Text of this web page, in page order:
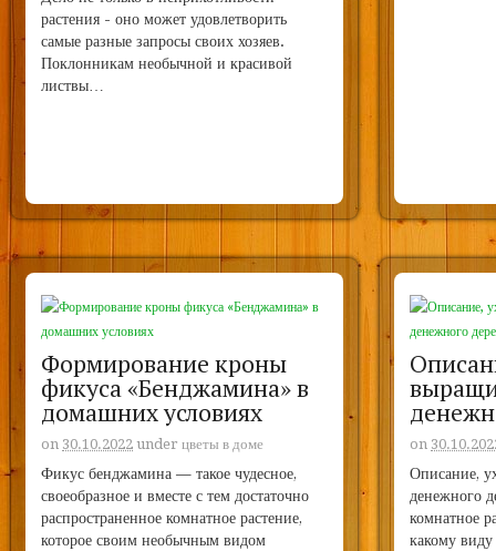
растения - оно может удовлетворить
самые разные запросы своих хозяев.
Поклонникам необычной и красивой
листвы…
Формирование кроны
фикуса «Бенджамина» в
домашних условиях
on 30.10.2022 underцветы в доме
Фикус бенджамина — такое чудесное,
своеобразное и вместе с тем достаточно
распространенное комнатное растение,
которое своим необычным видом
on
Описание,
денежного
комнатное
какому